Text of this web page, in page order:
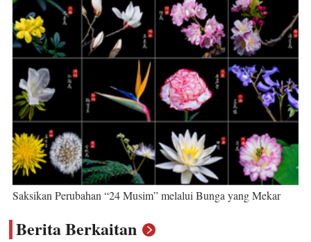
Saksikan Perubahan “24 Musim” melalui Bunga yang Mekar
Berita Berkaitan